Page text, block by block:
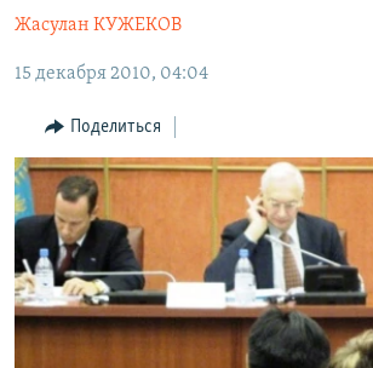
главной
навигации
Вернутся
поиску
ТАДЖИКИСТАН
ҚАЗАҚША
КЫРГЫЗЧА
ЎЗБЕКЧА
ТОҶИКӢ
TÜRKMENÇE
ПОДПИШИТЕСЬ НА НАС В СОЦСЕТЯХ
Все сайты РСЕ/РС
Жасулан КУЖЕКОВ
15 декабря 2010, 04:04
Поделиться